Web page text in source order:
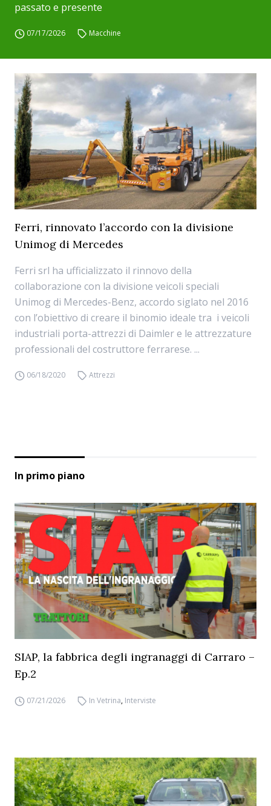
passato e presente
07/17/2026 Macchine
Ferri, rinnovato l’accordo con la divisione
Unimog di Mercedes
Ferri srl ha ufficializzato il rinnovo della
collaborazione con la divisione veicoli speciali
Unimog di Mercedes-Benz, accordo siglato nel 2016
con l’obiettivo di creare il binomio ideale tra i veicoli
industriali porta-attrezzi di Daimler e le attrezzature
professionali del costruttore ferrarese. ...
06/18/2020 Attrezzi
In primo piano
SIAP, la fabbrica degli ingranaggi di Carraro –
Ep.2
07/21/2026 In Vetrina, Interviste